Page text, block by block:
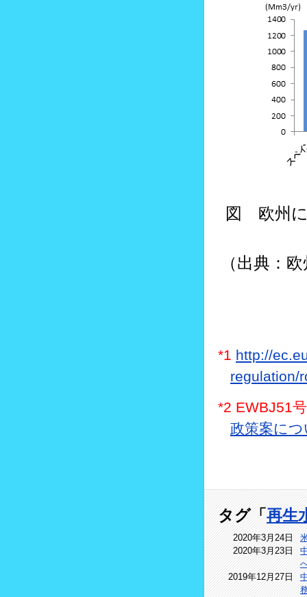
図 欧州に
（出典：
*1 http://
regulation/
*2 EWBJ51
政策案に
タグ「再生
2020年3月24日
2020年3月23日
2019年12月27日